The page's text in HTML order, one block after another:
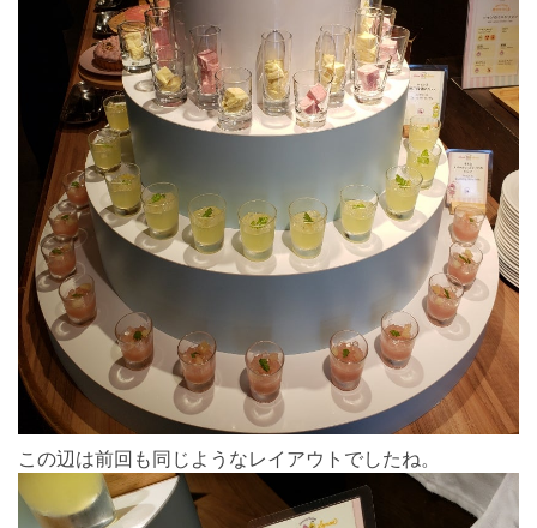
この辺は前回も同じようなレイアウトでしたね。